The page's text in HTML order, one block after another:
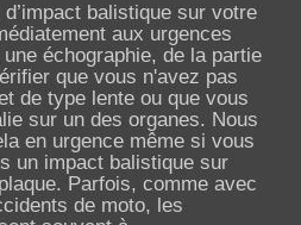
balistique sur votre
aux urgences
échographie, de la partie
que vous n'avez pas
de type lente ou que vous
sur un des organes. Nous
en urgence même si vous
un impact balistique sur
Parfois, comme avec
de moto, les